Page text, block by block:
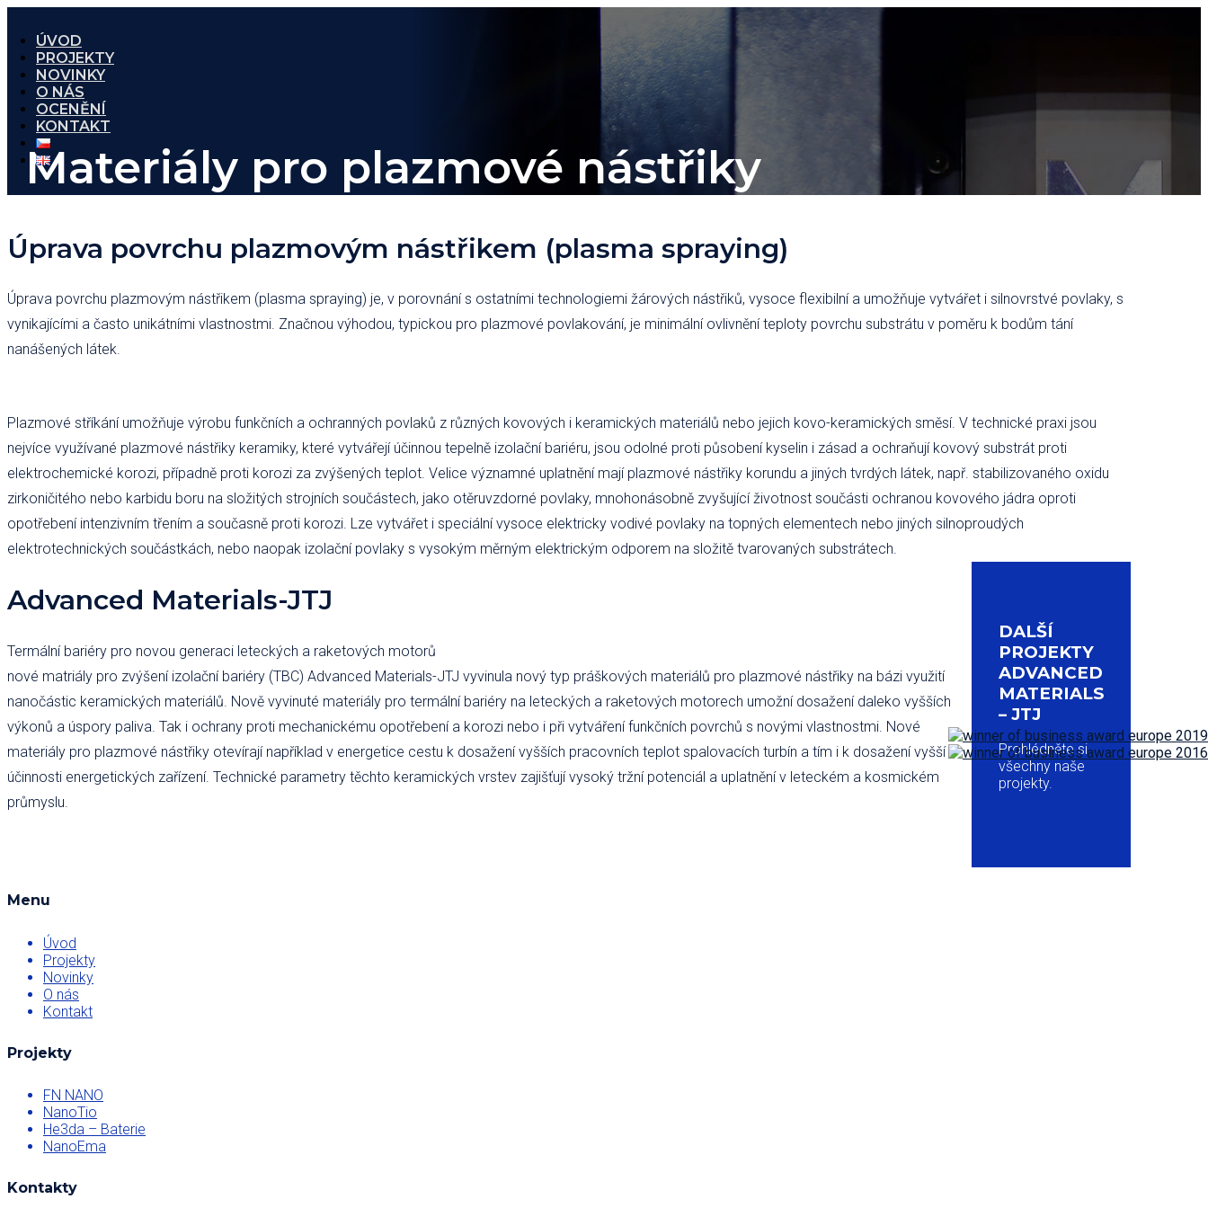
ÚVOD
PROJEKTY
NOVINKY
O NÁS
OCENĚNÍ
KONTAKT
Materiály pro plazmové nástřiky
Úprava povrchu plazmovým nástřikem (plasma spraying)
Úprava povrchu plazmovým nástřikem (plasma spraying) je, v porovnání s ostatními technologiemi žárových nástřiků, vysoce flexibilní a umožňuje vytvářet i silnovrstvé povlaky, s
vynikajícími a často unikátními vlastnostmi. Značnou výhodou, typickou pro plazmové povlakování, je minimální ovlivnění teploty povrchu substrátu v poměru k bodům tání
nanášených látek.
Plazmové stříkání umožňuje výrobu funkčních a ochranných povlaků z různých kovových i keramických materiálů nebo jejich kovo-keramických směsí. V technické praxi jsou
nejvíce využívané plazmové nástřiky keramiky, které vytvářejí účinnou tepelně izolační bariéru, jsou odolné proti působení kyselin i zásad a ochraňují kovový substrát proti
elektrochemické korozi, případně proti korozi za zvýšených teplot. Velice významné uplatnění mají plazmové nástřiky korundu a jiných tvrdých látek, např. stabilizovaného oxidu
zirkoničitého nebo karbidu boru na složitých strojních součástech, jako otěruvzdorné povlaky, mnohonásobně zvyšující životnost součásti ochranou kovového jádra oproti
opotřebení intenzivním třením a současně proti korozi. Lze vytvářet i speciální vysoce elektricky vodivé povlaky na topných elementech nebo jiných silnoproudých
elektrotechnických součástkách, nebo naopak izolační povlaky s vysokým měrným elektrickým odporem na složitě tvarovaných substrátech.
Advanced Materials-JTJ
Termální bariéry pro novou generaci leteckých a raketových motorů
nové matriály pro zvýšení izolační bariéry (TBC) Advanced Materials-JTJ vyvinula nový typ práškových materiálů pro plazmové nástřiky na bázi využití
nanočástic keramických materiálů. Nově vyvinuté materiály pro termální bariéry na leteckých a raketových motorech umožní dosažení daleko vyšších
výkonů a úspory paliva. Tak i ochrany proti mechanickému opotřebení a korozi nebo i při vytváření funkčních povrchů s novými vlastnostmi. Nové
materiály pro plazmové nástřiky otevírají například v energetice cestu k dosažení vyšších pracovních teplot spalovacích turbín a tím i k dosažení vyšší
účinnosti energetických zařízení. Technické parametry těchto keramických vrstev zajišťují vysoký tržní potenciál a uplatnění v leteckém a kosmickém
průmyslu.
DALŠÍ
PROJEKTY
ADVANCED
MATERIALS
– JTJ
Prohlédněte si
všechny naše
projekty.
Menu
Úvod
Projekty
Novinky
O nás
Kontakt
Projekty
FN NANO
NanoTio
He3da – Baterie
NanoEma
Kontakty